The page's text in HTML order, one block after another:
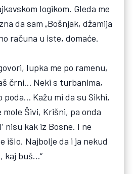
logikom. Gleda me
da sam „Bošnjak, džamija
računa u iste, domaće.
lupka me po ramenu,
črni… Neki s turbanima,
poda… Kažu mi da su Sikhi,
mole Šivi, Krišni, pa onda
nisu kak iz Bosne. I ne
išlo. Najbolje da i ja nekud
kaj buš…“